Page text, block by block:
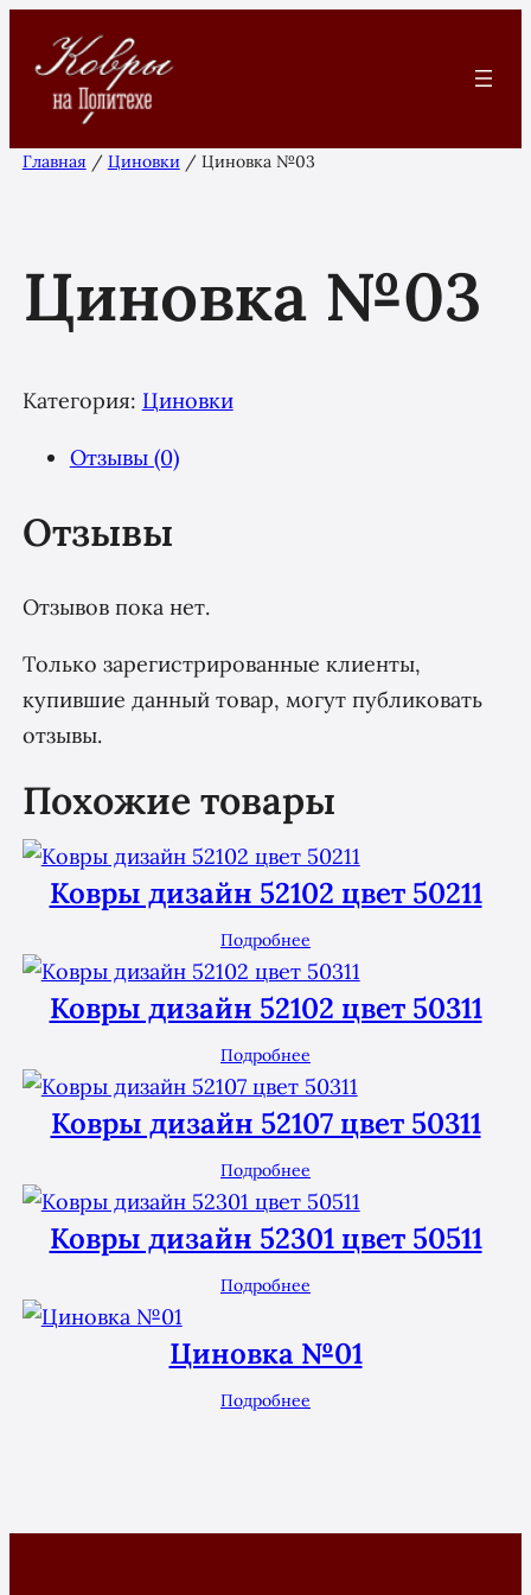
содержимому
Главная / Циновки / Циновка №03
Циновка №03
Категория: Циновки
Отзывы (0)
Отзывы
Отзывов пока нет.
Только зарегистрированные клиенты,
купившие данный товар, могут публиковать
отзывы.
Похожие товары
Ковры дизайн 52102 цвет 50211
Подробнее
Ковры дизайн 52102 цвет 50311
Подробнее
Ковры дизайн 52107 цвет 50311
Подробнее
Ковры дизайн 52301 цвет 50511
Подробнее
Циновка №01
Подробнее